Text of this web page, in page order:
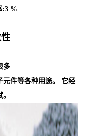
:3 %
多
元件等各种用途。 它经